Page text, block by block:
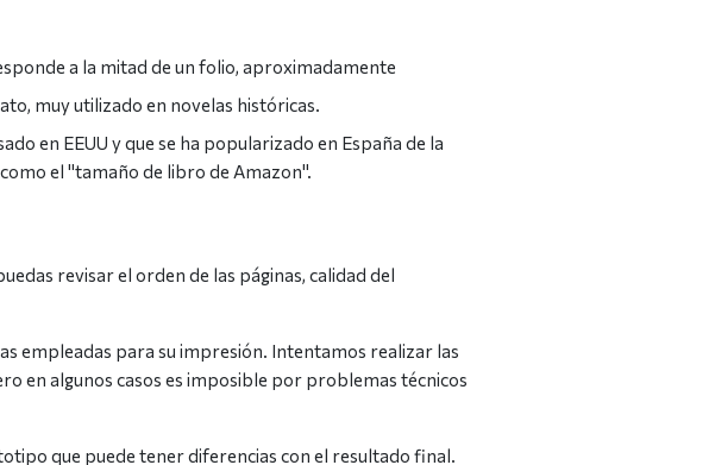
a la mitad de un folio, aproximadamente
muy utilizado en novelas históricas.
en EEUU y que se ha popularizado en España de la
el "tamaño de libro de Amazon".
revisar el orden de las páginas, calidad del
empleadas para su impresión. Intentamos realizar las
en algunos casos es imposible por problemas técnicos
que puede tener diferencias con el resultado final.